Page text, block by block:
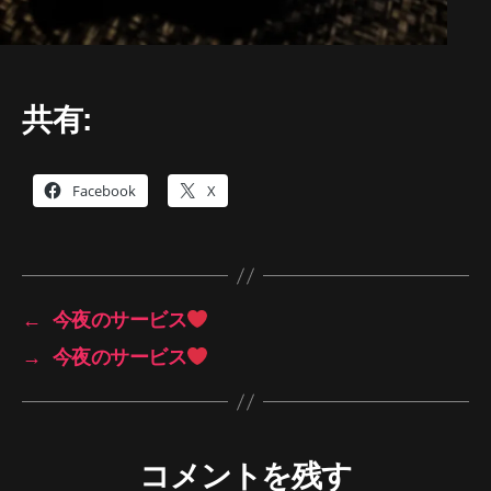
共有:
Facebook X
←
今夜のサービス
→
今夜のサービス
コメントを残す